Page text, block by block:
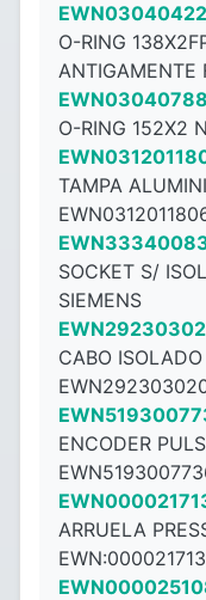
O-RING
ANTIGAMENTE
O-RING 152X2
TAMPA
SOCKET S/
SIEMENS
CABO
ENCODER
ARRUELA